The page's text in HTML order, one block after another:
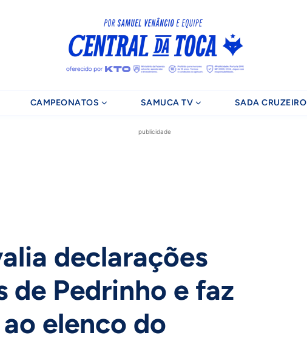
CAMPEONATOS SAMUCA TV SADA CRUZEIRO
publicidade
declarações
de Pedrinho e faz
elenco do